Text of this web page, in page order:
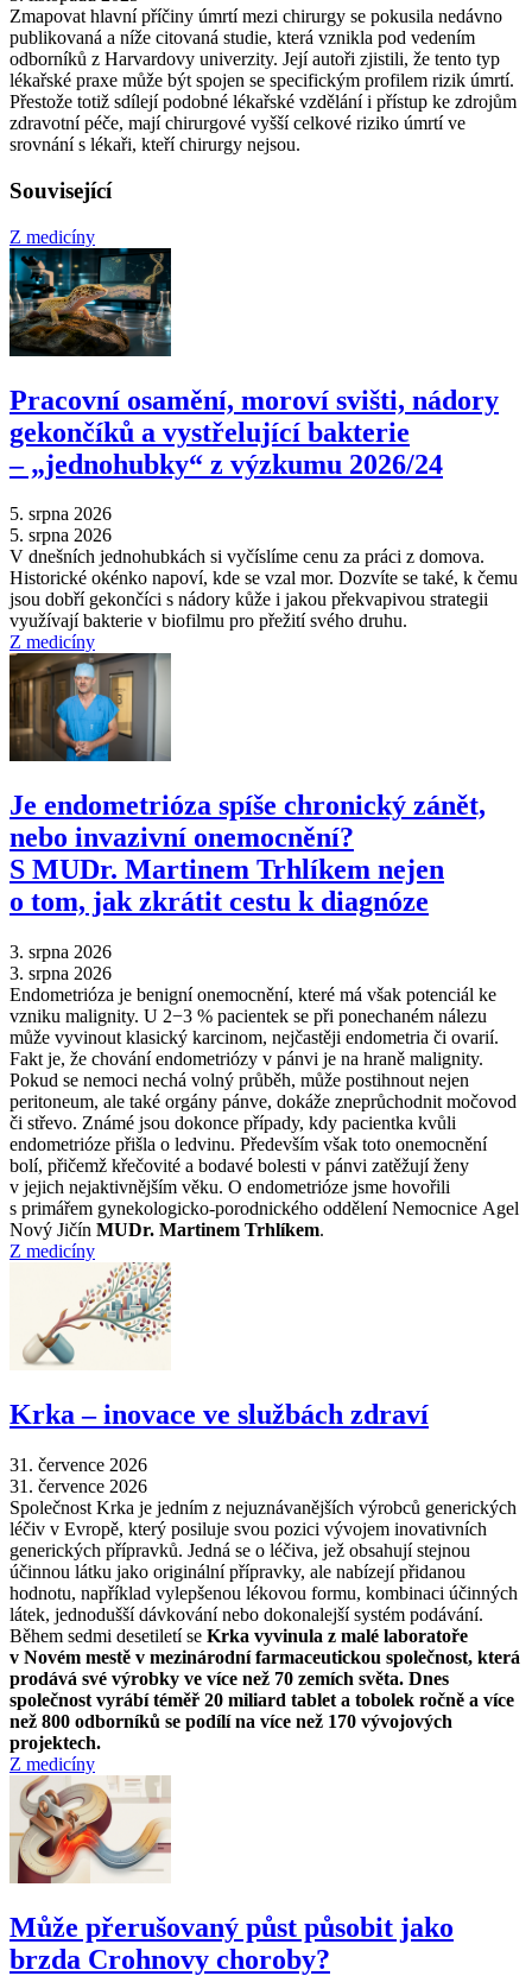
Zmapovat hlavní příčiny úmrtí mezi chirurgy se pokusila nedávno
publikovaná a níže citovaná studie, která vznikla pod vedením
odborníků z Harvardovy univerzity. Její autoři zjistili, že tento typ
lékařské praxe může být spojen se specifickým profilem rizik úmrtí.
Přestože totiž sdílejí podobné lékařské vzdělání i přístup ke zdrojům
zdravotní péče, mají chirurgové vyšší celkové riziko úmrtí ve
srovnání s lékaři, kteří chirurgy nejsou.
Související
Z medicíny
Pracovní osamění, moroví svišti, nádory
gekončíků a vystřelující bakterie
–⁠ „jednohubky“ z výzkumu 2026/24
5. srpna 2026
5. srpna 2026
V dnešních jednohubkách si vyčíslíme cenu za práci z domova.
Historické okénko napoví, kde se vzal mor. Dozvíte se také, k čemu
jsou dobří gekončíci s nádory kůže i jakou překvapivou strategii
využívají bakterie v biofilmu pro přežití svého druhu.
Z medicíny
Je endometrióza spíše chronický zánět,
nebo invazivní onemocnění?
S MUDr. Martinem Trhlíkem nejen
o tom, jak zkrátit cestu k diagnóze
3. srpna 2026
3. srpna 2026
Endometrióza je benigní onemocnění, které má však potenciál ke
vzniku malignity. U 2−3 % pacientek se při ponechaném nálezu
může vyvinout klasický karcinom, nejčastěji endometria či ovarií.
Fakt je, že chování endometriózy v pánvi je na hraně malignity.
Pokud se nemoci nechá volný průběh, může postihnout nejen
peritoneum, ale také orgány pánve, dokáže zneprůchodnit močovod
či střevo. Známé jsou dokonce případy, kdy pacientka kvůli
endometrióze přišla o ledvinu. Především však toto onemocnění
bolí, přičemž křečovité a bodavé bolesti v pánvi zatěžují ženy
v jejich nejaktivnějším věku. O endometrióze jsme hovořili
s primářem gynekologicko-porodnického oddělení Nemocnice Agel
Nový Jičín MUDr. Martinem Trhlíkem.
Z medicíny
Krka –⁠ inovace ve službách zdraví
31. července 2026
31. července 2026
Společnost Krka je jedním z nejuznávanějších výrobců generických
léčiv v Evropě, který posiluje svou pozici vývojem inovativních
generických přípravků. Jedná se o léčiva, jež obsahují stejnou
účinnou látku jako originální přípravky, ale nabízejí přidanou
hodnotu, například vylepšenou lékovou formu, kombinaci účinných
látek, jednodušší dávkování nebo dokonalejší systém podávání.
Během sedmi desetiletí se Krka vyvinula z malé laboratoře
v Novém mestě v mezinárodní farmaceutickou společnost, která
prodává své výrobky ve více než 70 zemích světa. Dnes
společnost vyrábí téměř 20 miliard tablet a tobolek ročně a více
než 800 odborníků se podílí na více než 170 vývojových
projektech.
Z medicíny
Může přerušovaný půst působit jako
brzda Crohnovy choroby?